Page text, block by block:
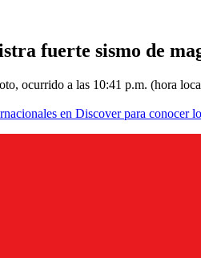
fuerte sismo de
ocurrido a las 10:41 p.m. (hora
en Discover para conocer